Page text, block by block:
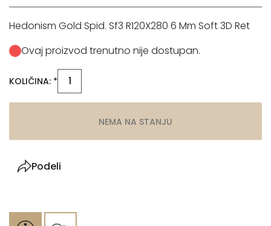
Hedonism Gold Spid. Sf3 R120X280 6 Mm Soft 3D Ret
Ovaj proizvod trenutno nije dostupan.
KOLIČINA: *
NEMA NA STANJU
Podeli